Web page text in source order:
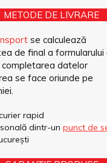
METODE DE LIVRARE
se calculează
de final a formularului
completarea datelor
se face oriunde pe
rapid
dintr-un punct de